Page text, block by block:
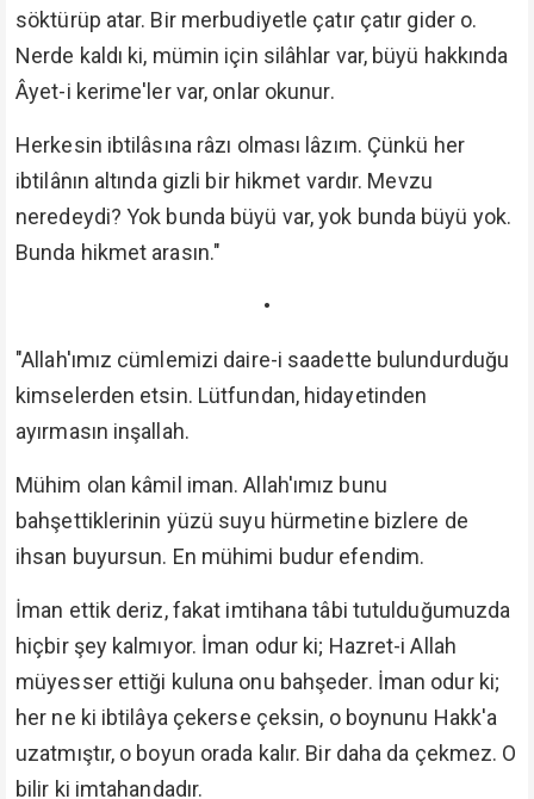
söktürüp atar. Bir merbudiyetle çatır çatır gider o.
Nerde kaldı ki, mümin için silâhlar var, büyü hakkında
Âyet-i kerime'ler var, onlar okunur.
Herkesin ibtilâsına râzı olması lâzım. Çünkü her
ibtilânın altında gizli bir hikmet vardır. Mevzu
neredeydi? Yok bunda büyü var, yok bunda büyü yok.
Bunda hikmet arasın."
•
"Allah'ımız cümlemizi daire-i saadette bulundurduğu
kimselerden etsin. Lütfundan, hidayetinden
ayırmasın inşallah.
Mühim olan kâmil iman. Allah'ımız bunu
bahşettiklerinin yüzü suyu hürmetine bizlere de
ihsan buyursun. En mühimi budur efendim.
İman ettik deriz, fakat imtihana tâbi tutulduğumuzda
hiçbir şey kalmıyor. İman odur ki; Hazret-i Allah
müyesser ettiği kuluna onu bahşeder. İman odur ki;
her ne ki ibtilâya çekerse çeksin, o boynunu Hakk'a
uzatmıştır, o boyun orada kalır. Bir daha da çekmez. O
bilir ki imtahandadır.